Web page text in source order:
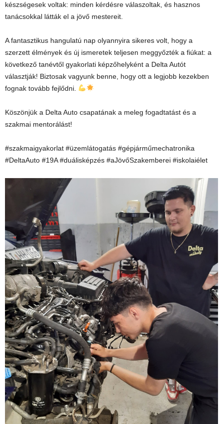
készségesek voltak: minden kérdésre válaszoltak, és hasznos
tanácsokkal látták el a jövő mestereit.
A fantasztikus hangulatú nap olyannyira sikeres volt, hogy a
szerzett élmények és új ismeretek teljesen meggyőzték a fiúkat: a
következő tanévtől gyakorlati képzőhelyként a Delta Autót
választják! Biztosak vagyunk benne, hogy ott a legjobb kezekben
fognak tovább fejlődni.
Köszönjük a Delta Auto csapatának a meleg fogadtatást és a
szakmai mentorálást!
#szakmaigyakorlat #üzemlátogatás #gépjárműmechatronika
#DeltaAuto #19A #duálisképzés #aJövőSzakemberei #iskolaiélet